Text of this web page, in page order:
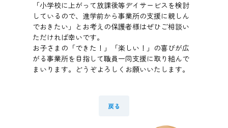
「小学校に上がって放課後等デイサービスを検討
しているので、進学前から事業所の支援に親しん
でおきたい」とお考えの保護者様はぜひご相談い
ただければ幸いです。
お子さまの「できた！」「楽しい！」の喜びが広
がる事業所を目指して職員一同支援に取り組んで
まいります。どうぞよろしくお願いいたします。
戻る